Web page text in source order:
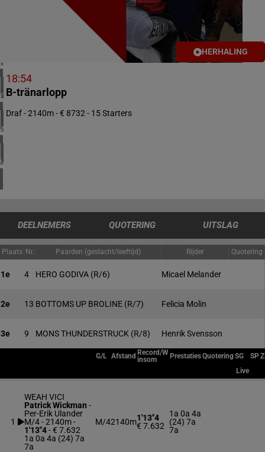
VERENIGD KONINKRIJK
IERLAND
1 meeting(s)
CHILI
1 meeting(s)
ARGENTINIË
1 meeting(s)
VERENIGDE STATEN
4 meeting(s)
HERHALING
18:54
B-tränarlopp
Draf - 2140m - € 8732 - 15 Starters
DEELNEMERS QUOTERING UITSLAG
Plaats Nr. Paarden (geslacht/leeftijd) Rijder Quotering
1e 4 HERO GODIVA (R/6) Micael Melander
2e 13 BOTTOMS UP BROLINE (R/7) Felicia Molin
3e 9 MONS THUNDERSTRUCK (R/8) Henrik Svensson
G/L Afstand Record/W
insom
PrestatiesQuoteringSG SP
Live
1
WEAH VICI
Patrick Wickman -
Per-Erik Ulander
M/4 - 2140m-
1'13"4- € 7.632
1a 0a 4a (24) 7a
7a
M/42140m1'13"4
€ 7.632
1a 0a 4a
(24) 7a
7a